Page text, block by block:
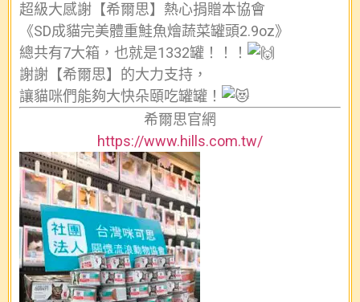
超級大感謝【希爾思】熱心捐贈本協會
《SD成貓完美體重鮭魚燴蔬菜罐頭2.9oz》
總共有7大箱，也就是1332罐！！！
謝謝【希爾思】的大力支持，
讓貓咪們能夠大快朵頤吃罐罐！
希爾思官網
https://www.hills.com.tw/